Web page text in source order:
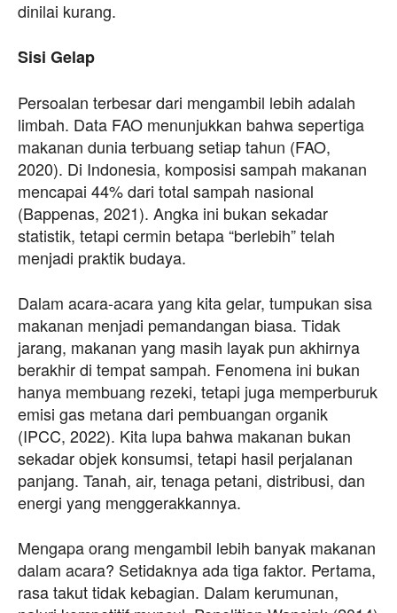
dinilai kurang.
Sisi Gelap
Persoalan terbesar dari mengambil lebih adalah
limbah. Data FAO menunjukkan bahwa sepertiga
makanan dunia terbuang setiap tahun (FAO,
2020). Di Indonesia, komposisi sampah makanan
mencapai 44% dari total sampah nasional
(Bappenas, 2021). Angka ini bukan sekadar
statistik, tetapi cermin betapa “berlebih” telah
menjadi praktik budaya.
Dalam acara-acara yang kita gelar, tumpukan sisa
makanan menjadi pemandangan biasa. Tidak
jarang, makanan yang masih layak pun akhirnya
berakhir di tempat sampah. Fenomena ini bukan
hanya membuang rezeki, tetapi juga memperburuk
emisi gas metana dari pembuangan organik
(IPCC, 2022). Kita lupa bahwa makanan bukan
sekadar objek konsumsi, tetapi hasil perjalanan
panjang. Tanah, air, tenaga petani, distribusi, dan
energi yang menggerakkannya.
Mengapa orang mengambil lebih banyak makanan
dalam acara? Setidaknya ada tiga faktor. Pertama,
rasa takut tidak kebagian. Dalam kerumunan,